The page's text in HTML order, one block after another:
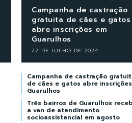
Campanha de castração
gratuita de cães e gatos
abre inscrições em
Guarulhos
22 DE JULHO DE 2024
Campanha de castração
de cães e gatos abre
Guarulhos
Três bairros de Guarulhos
a van de atendimento
socioassistencial em agosto